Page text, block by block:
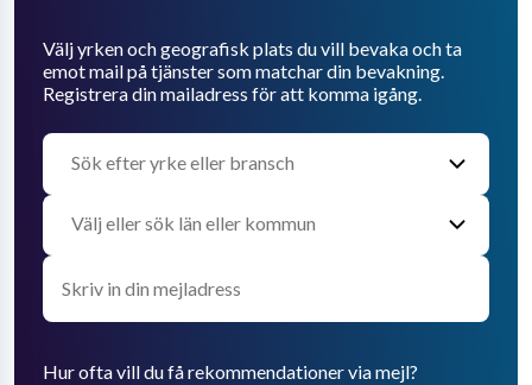
Välj yrken och geografisk plats du vill bevaka och ta
emot mail på tjänster som matchar din bevakning.
Registrera din mailadress för att komma igång.
Hur ofta vill du få rekommendationer via mejl?